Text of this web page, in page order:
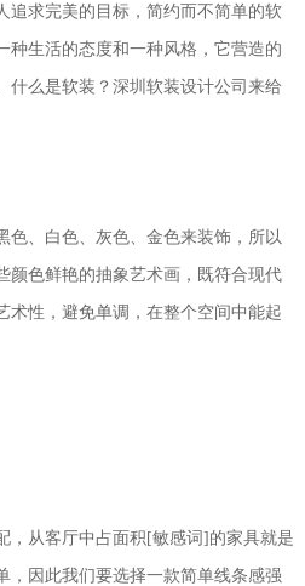
求完美的目标，简约而不简单的软
种生活的态度和一种风格，它营造的
什么是软装？深圳软装设计公司来给
、白色、灰色、金色来装饰，所以
颜色鲜艳的抽象艺术画，既符合现代
术性，避免单调，在整个空间中能起
从客厅中占面积[敏感词]的家具就是
，因此我们要选择一款简单线条感强